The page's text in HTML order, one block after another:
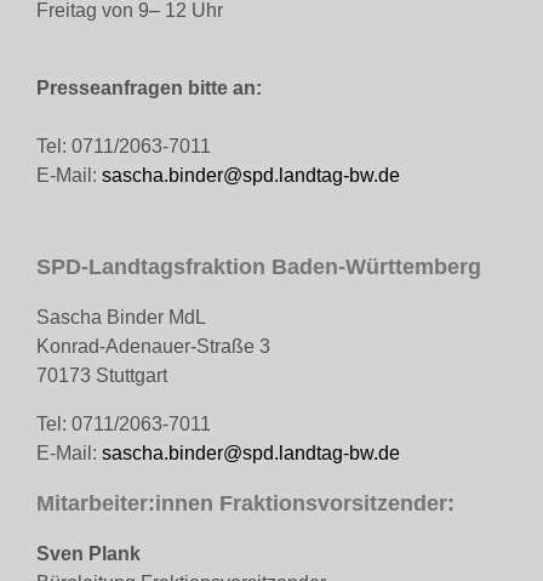
Freitag von 9– 12 Uhr
Presseanfragen bitte an:
Tel: 0711/2063-7011
E-Mail: sascha.binder@spd.landtag-bw.de
SPD-Landtagsfraktion Baden-Württemberg
Sascha Binder MdL
Konrad-Adenauer-Straße 3
70173 Stuttgart
Tel: 0711/2063-7011
E-Mail: sascha.binder@spd.landtag-bw.de
Mitarbeiter:innen Fraktionsvorsitzender:
Sven Plank